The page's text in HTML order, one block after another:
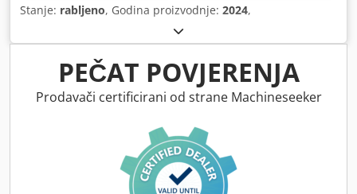
Stanje: rabljeno, Godina proizvodnje: 2024,
PEČAT POVJERENJA
Prodavači certificirani od strane Machineseeker